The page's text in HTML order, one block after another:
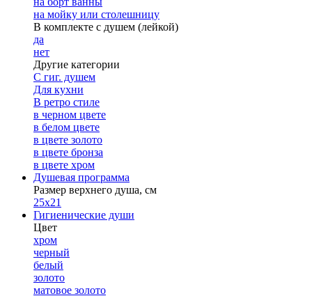
на мойку или столешницу
В комплекте с душем (лейкой)
да
нет
Другие категории
С гиг. душем
Для кухни
В ретро стиле
в черном цвете
в белом цвете
в цвете золото
в цвете бронза
в цвете хром
Душевая программа
Размер верхнего душа, см
25х21
Гигиенические души
Цвет
хром
черный
белый
золото
матовое золото